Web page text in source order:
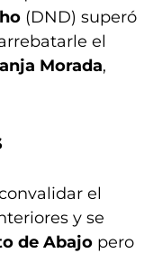
(DND) superó
el
Morada,
el
y se
de Abajo pero